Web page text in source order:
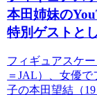
本田姉妹の
特別ゲストと
フィギュアスケ
＝JAL）、女優
子の本田望結（